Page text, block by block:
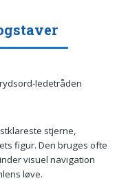
ledetråden
stjerne,
figur. Den bruges ofte
visuel navigation
løve.